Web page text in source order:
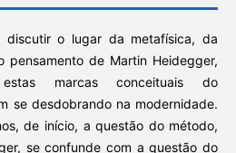
discutir o lugar da metafísica, da
pensamento de Martin Heidegger,
marcas conceituais do
se desdobrando na modernidade.
de início, a questão do método,
se confunde com a questão do